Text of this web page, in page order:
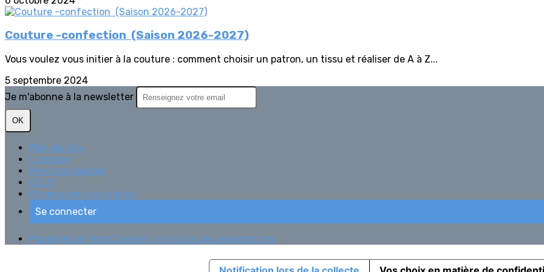
Couture -confection (Saison 2026-2027)
Vous voulez vous initier à la couture : comment choisir un patron, un tissu et réaliser de A à Z...
5 septembre 2024
Je m'abonne à la newsletter
OK
Plan du site
Licences
Mentions légales
CGUV
Paramétrer vos cookies
Se connecter
Propulsé par AssoConnect, le logiciel des associations